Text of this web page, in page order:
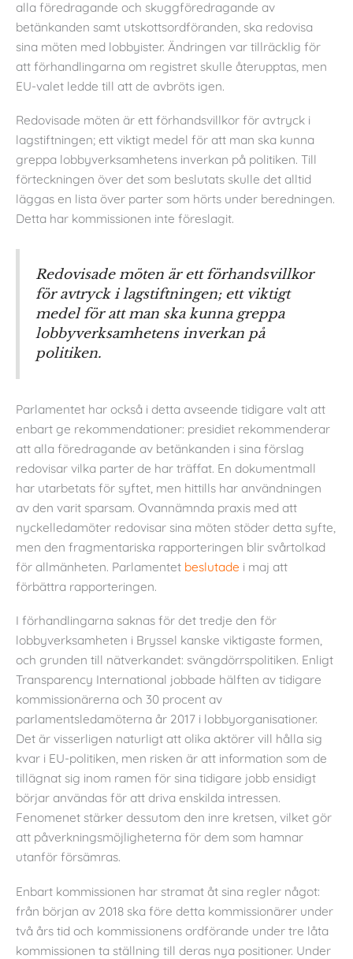
alla föredragande och skuggföredragande av
betänkanden samt utskottsordföranden, ska redovisa
sina möten med lobbyister. Ändringen var tillräcklig för
att förhandlingarna om registret skulle återupptas, men
EU-valet ledde till att de avbröts igen.
Redovisade möten är ett förhandsvillkor för avtryck i
lagstiftningen; ett viktigt medel för att man ska kunna
greppa lobbyverksamhetens inverkan på politiken. Till
förteckningen över det som beslutats skulle det alltid
läggas en lista över parter som hörts under beredningen.
Detta har kommissionen inte föreslagit.
Redovisade möten är ett förhandsvillkor
för avtryck i lagstiftningen; ett viktigt
medel för att man ska kunna greppa
lobbyverksamhetens inverkan på
politiken.
Parlamentet har också i detta avseende tidigare valt att
enbart ge rekommendationer: presidiet rekommenderar
att alla föredragande av betänkanden i sina förslag
redovisar vilka parter de har träffat. En dokumentmall
har utarbetats för syftet, men hittills har användningen
av den varit sparsam. Ovannämnda praxis med att
nyckelledamöter redovisar sina möten stöder detta syfte,
men den fragmentariska rapporteringen blir svårtolkad
för allmänheten. Parlamentet beslutade i maj att
förbättra rapporteringen.
I förhandlingarna saknas för det tredje den för
lobbyverksamheten i Bryssel kanske viktigaste formen,
och grunden till nätverkandet: svängdörrspolitiken. Enligt
Transparency International jobbade hälften av tidigare
kommissionärerna och 30 procent av
parlamentsledamöterna år 2017 i lobbyorganisationer.
Det är visserligen naturligt att olika aktörer vill hålla sig
kvar i EU-politiken, men risken är att information som de
tillägnat sig inom ramen för sina tidigare jobb ensidigt
börjar användas för att driva enskilda intressen.
Fenomenet stärker dessutom den inre kretsen, vilket gör
att påverkningsmöjligheterna för dem som hamnar
utanför försämras.
Enbart kommissionen har stramat åt sina regler något:
från början av 2018 ska före detta kommissionärer under
två års tid och kommissionens ordförande under tre låta
kommissionen ta ställning till deras nya positioner. Under